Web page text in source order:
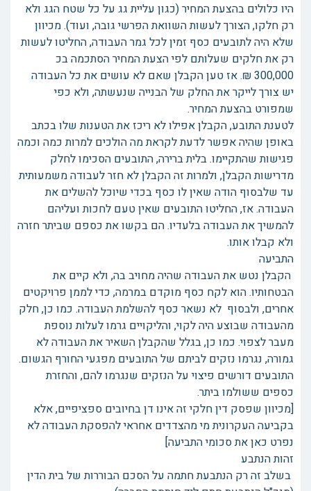
היו כלולים בהצעת המחיר (כגון עליית גג על כל שטח הגג ולא
רק חלקו, הצורך לעשות השוואת הפרשי גובה, ועוד). מכיוון
שלא היה לתובעים כסף זמין לכל גמר העבודה, החליטו לעשות
רק את חלקים שעלותם לפי הצעת המחיר הסתכמה בכ
300,000 ₪. אז טען הקבלן שאם לא עושים את כל העבודה
יש צורך לייקר את החלק של הבנייה שנעשתה, ולא כפי
שמפורט בהצעת המחיר.
לטענת התובע, הקבלן אפילו לא ריכז את הטענות שלו בכתב
באופן שהיה אפשר לדעת לקראת מה הולכים למרות כמה וכמה
פגישות שהתקיימו. בלית ברירה, התובעים הסכימו לחלק
מדרישות הקבלן, ולמרות זה הקבלן לא חזר לעבודה משמעותית
עד שלבסוף הודה שאין לו כסף בכדי שיוכל להשלים את
העבודה. אז, החליטו התובעים שאין טעם לחכות ועליהם
להמשיך את העבודה בלעדיו. הם בקשו את כספם שביתר חזרה
ולא קבלו אותו.
התביעה
הקבלן נטש את העבודה שהיה מחויב בה, ולא קיים את
הבטחותיו. הוא לקח כסף מוקדם במרמה, כדי לממן פרויקטים
אחרים, ולבסוף לא נשאר כסף להשלמת העבודה. כמו כן, חלק
מהעבודה שבוצע היה לקוי, והליקויים גרמו לעלות נוספת
מעבר לצפוי. כמו כן, בגלל שהקבלן השאיר את העבודה לא
גמורה, נגרמו נזקים לביתם של התובעים מפגעי החורף הגשום.
התובעים דורשים פיצוי על הנזקים שנגרמו להם, והחזרת
כספים ששולמו ביתר.
[מכיוון שפסק דין חלקי זה אינו דן בחיובים ספציפיים, אלא
בקביעה העקרונית מי מהצדדים אחראי להפסקת העבודה לא
נפרט כאן את סכומי התביעה]
זהות הנתבע
בשלב זה רק הנתבעת חתמה על הסכם הבוררות של בית הדין